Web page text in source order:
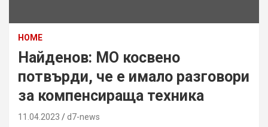
HOME
Найденов: МО косвено
потвърди, че е имало разговори
за компенсираща техника
11.04.2023 d7-news